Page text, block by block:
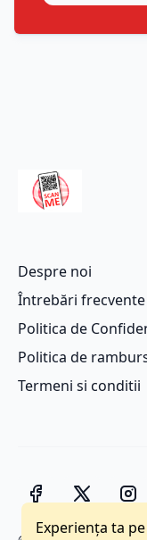
Despre noi
Întrebări frecvente
Politica de
Politica de
Termeni si conditii
Experiența ta